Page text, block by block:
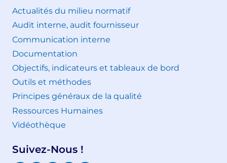
Actualités du milieu normatif
Audit interne, audit fournisseur
Communication interne
Documentation
Objectifs, indicateurs et tableaux de bord
Outils et méthodes
Principes généraux de la qualité
Ressources Humaines
Vidéothèque
Suivez-Nous !